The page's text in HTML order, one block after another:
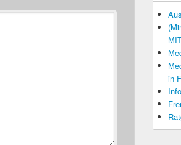
in